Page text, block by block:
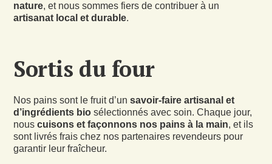
nature, et nous sommes fiers de contribuer à un
artisanat local et durable.
Sortis du four
Nos pains sont le fruit d’unsavoir-faire artisanal et
d’ingrédients biosélectionnés avec soin. Chaque jour,
nouscuisons et façonnons nos pains à la main, et ils
sont livrés frais chez nos partenaires revendeurs pour
garantir leur fraîcheur.